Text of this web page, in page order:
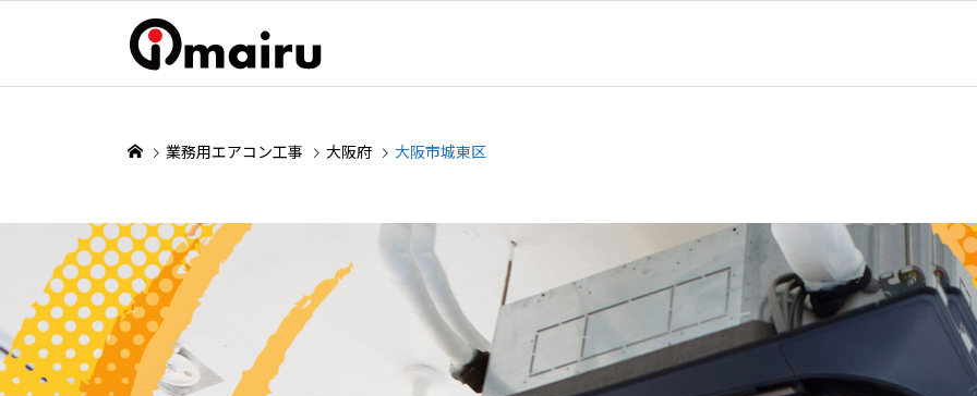
業務用エアコン工事 大阪府 大阪市城東区